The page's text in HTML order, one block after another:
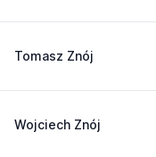
Tomasz Znój
Wojciech Znój